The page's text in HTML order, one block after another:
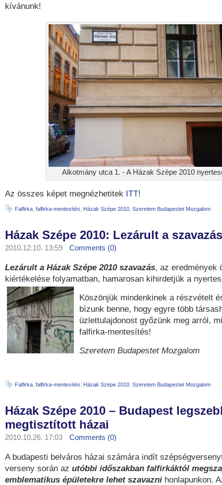
kívánunk!
Alkotmány utca 1. - A Házak Szépe 2010
Az összes képet megnézhetitek ITT!
Falfirka falfirka-mentesítés Házak Szépe 2010 Szeretem Budapestet Mozgalom
Házak Szépe 2010: Lezárult a szavazás
2010.12.10. 13:59 Comments (0)
Lezárult a Házak Szépe 2010 szavazás, az eredmények
kiértékelése folyamatban, hamarosan kihirdetjük a
Köszönjük mindenkinek a részvételt
bízunk benne, hogy egyre több
üzlettulajdonost győzünk meg arról,
falfirka-mentesítés!
Szeretem Budapestet Mozgalom
Falfirka falfirka-mentesítés Házak Szépe 2010 Szeretem Budapestet Mozgalom
Házak Szépe 2010 – Budapest
megtisztított házai
2010.10.26. 17:03 Comments (0)
A budapesti belváros házai számára indít
verseny során az utóbbi időszakban falfirkáktól
emblematikus épületekre lehet szavazni honlapunkon.